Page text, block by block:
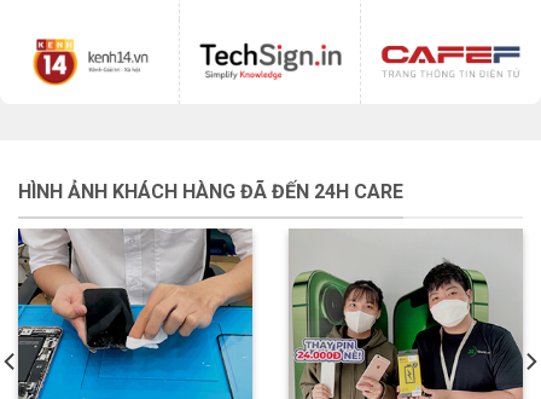
HÌNH ẢNH KHÁCH HÀNG ĐÃ ĐẾN 24H CARE